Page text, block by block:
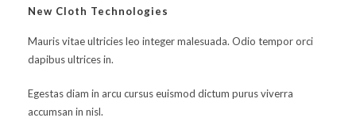
New Cloth Technologies
Mauris vitae ultricies leo integer malesuada. Odio tempor orci
dapibus ultrices in.
Egestas diam in arcu cursus euismod dictum purus viverra
accumsan in nisl.